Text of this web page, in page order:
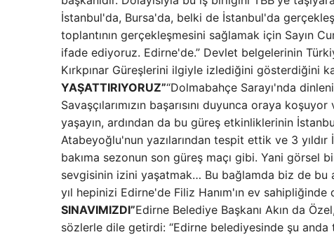
İstanbul'da, Bursa'da, belki de İstanbul'da
toplantının gerçekleşmesini sağlamak için Sayın
ifade ediyoruz. Edirne'de.” Devlet belgelerinin
Kırkpınar Güreşlerini ilgiyle izlediğini gösterdiğini
YAŞATTIRIYORUZ”“Dolmabahçe Sarayı'nda
Savaşçılarımızın başarısını duyunca oraya
yaşayın, ardından da bu güreş etkinliklerinin
Atabeyoğlu'nun yazılarından tespit ettik ve 3
bakıma sezonun son güreş maçı gibi. Yani
sevgisinin izini yaşatmak… Bu bağlamda biz de bu
yıl hepinizi Edirne'de Filiz Hanım'ın ev
SINAVIMIZDI”Edirne Belediye Başkanı Akın da
sözlerle dile getirdi: “Edirne belediyesinde şu